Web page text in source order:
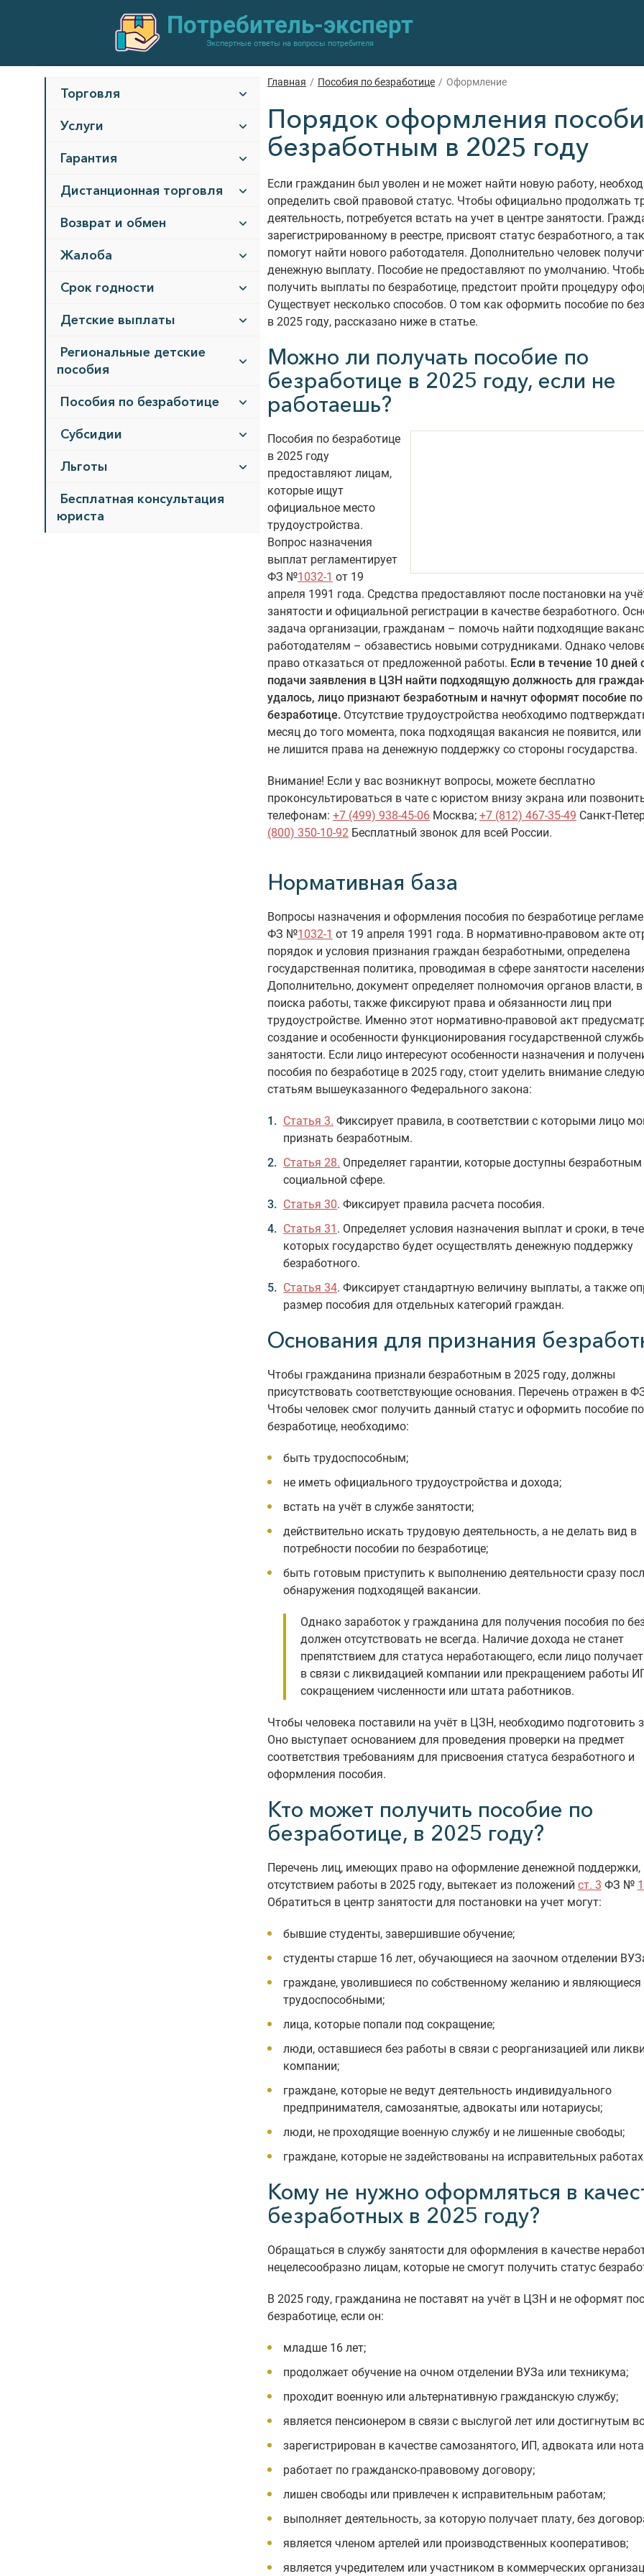
Потребитель-эксперт
Экспертные ответы на вопросы потребителя
Торговля
Услуги
Гарантия
Дистанционная торговля
Возврат и обмен
Жалоба
Срок годности
Детские выплаты
Региональные детские
пособия
Пособия по безработице
Субсидии
Льготы
Бесплатная консультация
юриста
Главная / Пособия по безработице / Оформление
Порядок оформления
безработным в 2025 году
Если гражданин был уволен и не может найти новую работу,
определить свой правовой статус. Чтобы официально продолжать
деятельность, потребуется встать на учет в центре занятости.
зарегистрированному в реестре, присвоят статус безработного, а
помогут найти нового работодателя. Дополнительно человек
денежную выплату. Пособие не предоставляют по умолчанию.
получить выплаты по безработице, предстоит пройти процедуру
Существует несколько способов. О том как оформить пособие по
в 2025 году, рассказано ниже в статье.
Можно ли получать пособие по
безработице в 2025 году, если не
работаешь?
Пособия по безработице
в 2025 году
предоставляют лицам,
которые ищут
официальное место
трудоустройства.
Вопрос назначения
выплат регламентирует
ФЗ №1032-1 от 19
апреля 1991 года. Средства предоставляют после постановки на
занятости и официальной регистрации в качестве безработного.
задача организации, гражданам – помочь найти подходящие
работодателям – обзавестись новыми сотрудниками. Однако
право отказаться от предложенной работы. Если в течение 10 дней
подачи заявления в ЦЗН найти подходящую должность для
удалось, лицо признают безработным и начнут оформят пособие по
безработице. Отсутствие трудоустройства необходимо
месяц до того момента, пока подходящая вакансия не появится, или
не лишится права на денежную поддержку со стороны государства.
Внимание! Если у вас возникнут вопросы, можете бесплатно
проконсультироваться в чате с юристом внизу экрана или
телефонам: +7 (499) 938-45-06 Москва; +7 (812) 467-35-49 Санкт-
(800) 350-10-92 Бесплатный звонок для всей России.
Нормативная база
Вопросы назначения и оформления пособия по безработице
ФЗ №1032-1 от 19 апреля 1991 года. В нормативно-правовом акте
порядок и условия признания граждан безработными, определена
государственная политика, проводимая в сфере занятости
Дополнительно, документ определяет полномочия органов власти,
поиска работы, также фиксируют права и обязанности лиц при
трудоустройстве. Именно этот нормативно-правовой акт
создание и особенности функционирования государственной
занятости. Если лицо интересуют особенности назначения и
пособия по безработице в 2025 году, стоит уделить внимание
статьям вышеуказанного Федерального закона:
Статья 3. Фиксирует правила, в соответствии с которыми лицо
признать безработным.
Статья 28. Определяет гарантии, которые доступны безработным
социальной сфере.
Статья 30. Фиксирует правила расчета пособия.
Статья 31 . Определяет условия назначения выплат и сроки, в
которых государство будет осуществлять денежную поддержку
безработного.
Статья 34. Фиксирует стандартную величину выплаты, а также
размер пособия для отдельных категорий граждан.
Основания для признания
Чтобы гражданина признали безработным в 2025 году, должны
присутствовать соответствующие основания. Перечень отражен в
Чтобы человек смог получить данный статус и оформить пособие по
безработице, необходимо:
быть трудоспособным;
не иметь официального трудоустройства и дохода;
встать на учёт в службе занятости;
действительно искать трудовую деятельность, а не делать вид в
потребности пособии по безработице;
быть готовым приступить к выполнению деятельности сразу
обнаружения подходящей вакансии.
Однако заработок у гражданина для получения пособия по
должен отсутствовать не всегда. Наличие дохода не станет
препятствием для статуса неработающего, если лицо
в связи с ликвидацией компании или прекращением работы
сокращением численности или штата работников.
Чтобы человека поставили на учёт в ЦЗН, необходимо подготовить
Оно выступает основанием для проведения проверки на предмет
соответствия требованиям для присвоения статуса безработного и
оформления пособия.
Кто может получить пособие по
безработице, в 2025 году?
Перечень лиц, имеющих право на оформление денежной поддержки,
отсутствием работы в 2025 году, вытекает из положений ст. 3 ФЗ №
Обратиться в центр занятости для постановки на учет могут:
бывшие студенты, завершившие обучение;
студенты старше 16 лет, обучающиеся на заочном отделении
граждане, уволившиеся по собственному желанию и являющиеся
трудоспособными;
лица, которые попали под сокращение;
люди, оставшиеся без работы в связи с реорганизацией или
компании;
граждане, которые не ведут деятельность индивидуального
предпринимателя, самозанятые, адвокаты или нотариусы;
люди, не проходящие военную службу и не лишенные свободы;
граждане, которые не задействованы на исправительных
Кому не нужно оформляться в
безработных в 2025 году?
Обращаться в службу занятости для оформления в качестве
нецелесообразно лицам, которые не смогут получить статус
В 2025 году, гражданина не поставят на учёт в ЦЗН и не оформят
безработице, если он:
младше 16 лет;
продолжает обучение на очном отделении ВУЗа или техникума;
проходит военную или альтернативную гражданскую службу;
является пенсионером в связи с выслугой лет или достигнутым
зарегистрирован в качестве самозанятого, ИП, адвоката или
работает по гражданско-правовому договору;
лишен свободы или привлечен к исправительным работам;
выполняет деятельность, за которую получает плату, без
является членом артелей или производственных кооперативов;
является учредителем или участником в коммерческих